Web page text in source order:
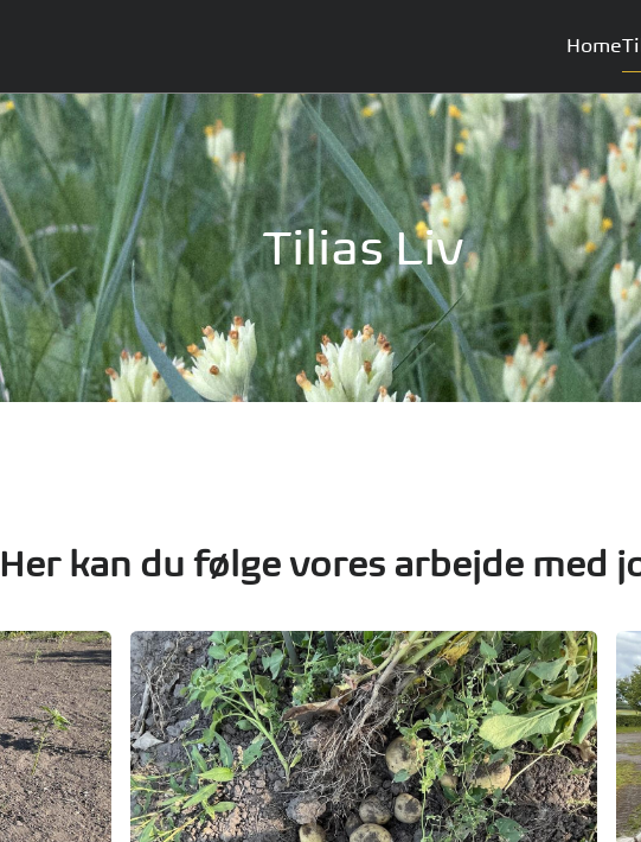
Home
Tilias Liv
Her kan du følge vores arbejde med